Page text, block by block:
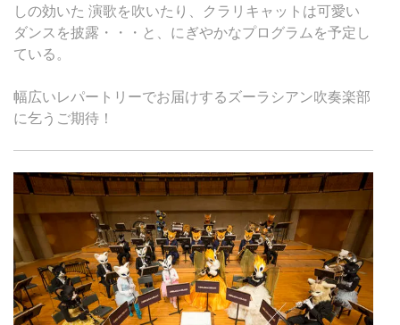
しの効いた 演歌を吹いたり、クラリキャットは可愛い
ダンスを披露・・・と、にぎやかなプログラムを予定し
ている。
幅広いレパートリーでお届けするズーラシアン吹奏楽部
に乞うご期待！